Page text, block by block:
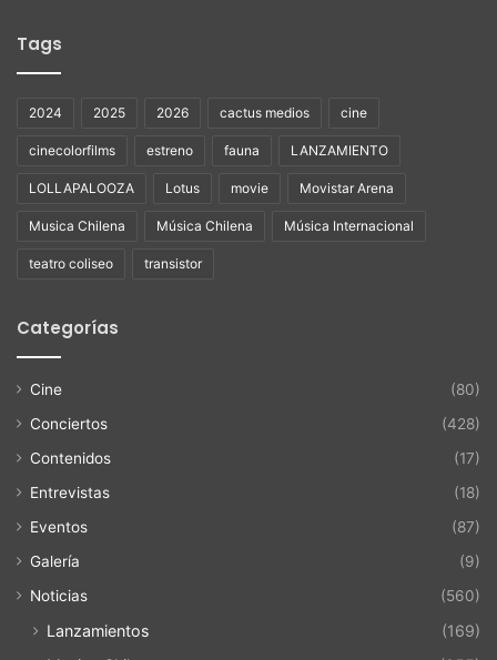
Tags
2024 2025 2026 cactus medios cine
cinecolorfilms estreno fauna LANZAMIENTO
LOLLAPALOOZA Lotus movie Movistar Arena
Musica Chilena Música Chilena Música Internacional
teatro coliseo transistor
Categorías
Cine
(80)
Conciertos
(428)
Contenidos
(17)
Entrevistas
(18)
Eventos
(87)
Galería
(9)
Noticias
(560)
Lanzamientos
(169)